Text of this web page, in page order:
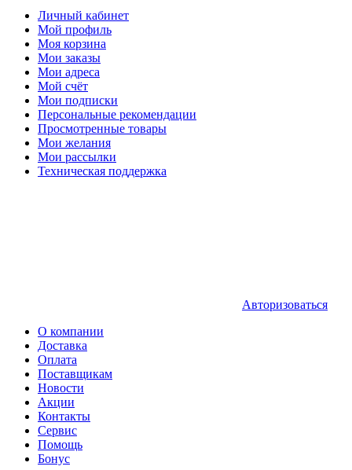
Личный кабинет
Мой профиль
Моя корзина
Мои заказы
Мои адреса
Мой счёт
Мои подписки
Персональные рекомендации
Просмотренные товары
Мои желания
Мои рассылки
Техническая поддержка
Авторизоваться
О компании
Доставка
Оплата
Поставщикам
Новости
Акции
Контакты
Сервис
Помощь
Бонус